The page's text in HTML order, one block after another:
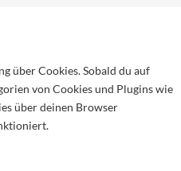
über Cookies. Sobald du auf
von Cookies und Plugins wie
über deinen Browser